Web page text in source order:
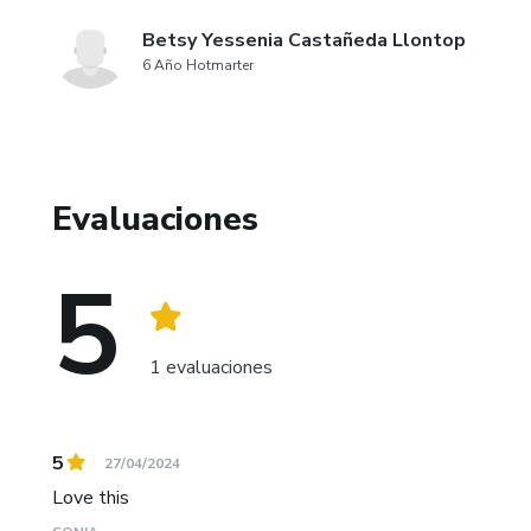
Betsy Yessenia Castañeda Llontop
6 Año Hotmarter
Evaluaciones
5 1 evaluaciones
5 27/04/2024
Love this